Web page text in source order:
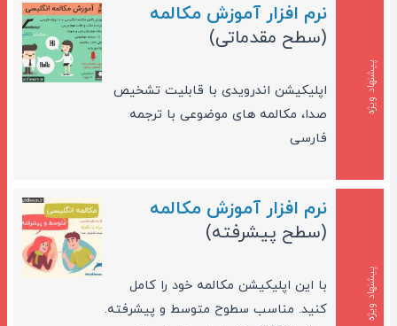
پیشنهاد ویژه
نرم افزار آموزش مکالمه
(سطح مقدماتی)
اپلیکیشن اندرویدی با قابلیت تشخیص
صدا، مکالمه های موضوعی با ترجمه
فارسی
پیشنهاد ویژه
نرم افزار آموزش مکالمه
(سطح پیشرفته)
با این اپلیکیشن مکالمه خود را کامل
کنید. مناسب سطوح متوسط و پیشرفته.